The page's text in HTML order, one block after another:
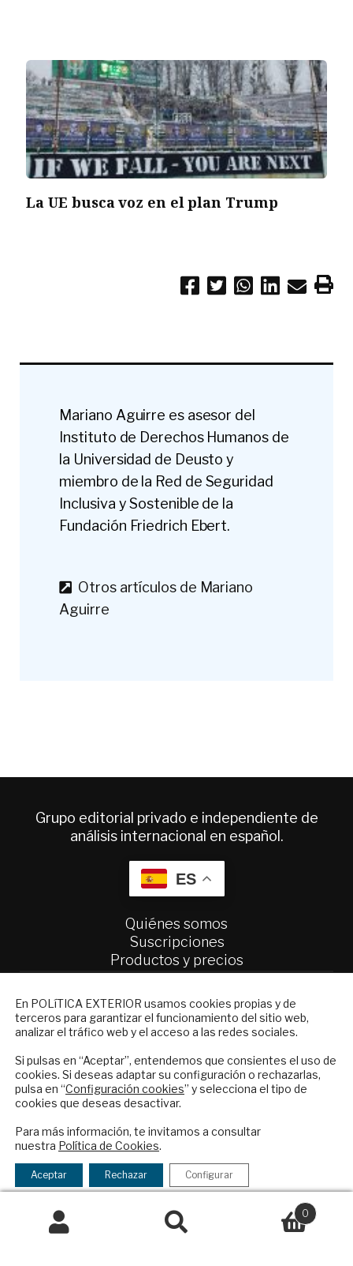
La UE busca voz en el plan Trump
Mariano Aguirre es asesor del
Instituto de Derechos Humanos de
la Universidad de Deusto y
miembro de la Red de Seguridad
Inclusiva y Sostenible de la
Fundación Friedrich Ebert.
Otros artículos de Mariano
Aguirre
Grupo editorial privado e independiente de
análisis internacional en español.
ES
Quiénes somos
Suscripciones
Productos y precios
Preguntas frecuentes
Condiciones generales de contratación
Colaboraciones
Contacto
Política Exterior
Afkar/Ideas
© 2026 - Fundación Análisis de Política
Exterior. Todos los derechos reservados
Política de Privacidad y de Cookies
Buscar
0
En POLíTICA EXTERIOR usamos cookies propias y de
terceros para garantizar el funcionamiento del sitio web,
analizar el tráfico web y el acceso a las redes sociales.
Si pulsas en “Aceptar”, entendemos que consientes el uso de
cookies. Si deseas adaptar su configuración o rechazarlas,
pulsa en “Configuración cookies” y selecciona el tipo de
cookies que deseas desactivar.
Para más información, te invitamos a consultar
nuestra Política de Cookies.
Aceptar Rechazar Configurar
NEWSLETTER
Suscríbase a nuestro boletín electrónico y
reciba en su correo el mejor análisis
internacional en español.
Checkbox
acepto
la
política
de
política de privacidad